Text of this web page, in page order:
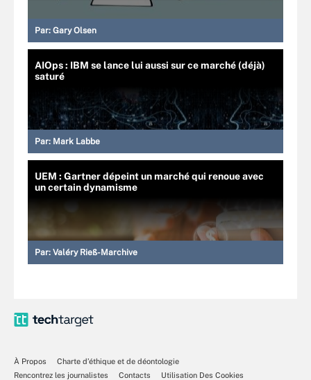
Par: Gary Olsen
AIOps : IBM se lance lui aussi sur ce marché (déjà)
saturé
Par: Mark Labbe
UEM : Gartner dépeint un marché qui renoue avec
un certain dynamisme
Par: Valéry Rieß-Marchive
À Propos
Charte d’éthique et de déontologie
Rencontrez les journalistes
Contacts
Utilisation Des Cookies